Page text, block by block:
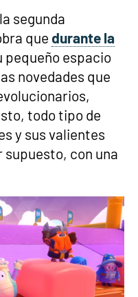
segunda
que durante la
pequeño espacio
novedades que
todo tipo de
y sus valientes
supuesto, con una